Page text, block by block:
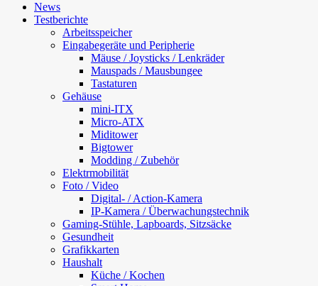
News
Testberichte
Arbeitsspeicher
Eingabegeräte und Peripherie
Mäuse / Joysticks / Lenkräder
Mauspads / Mausbungee
Tastaturen
Gehäuse
mini-ITX
Micro-ATX
Miditower
Bigtower
Modding / Zubehör
Elektrmobilität
Foto / Video
Digital- / Action-Kamera
IP-Kamera / Überwachungstechnik
Gaming-Stühle, Lapboards, Sitzsäcke
Gesundheit
Grafikkarten
Haushalt
Küche / Kochen